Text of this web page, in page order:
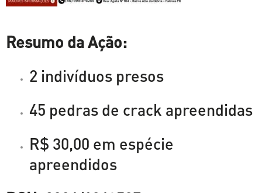
Resumo da Ação:
2 indivíduos presos
45 pedras de crack apreendidas
R$ 30,00 em espécie
apreendidos